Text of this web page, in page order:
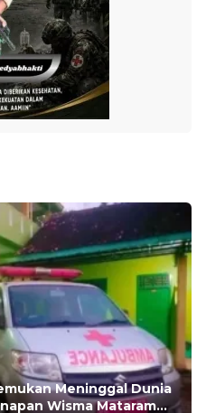
Meninggal Dunia
Wisma Mataram